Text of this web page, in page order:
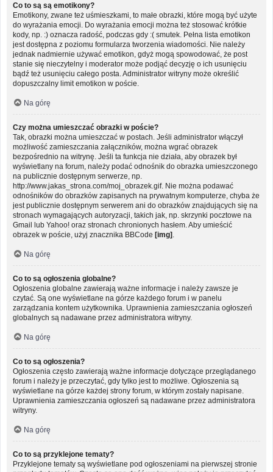
Co to są są emotikony?
Emotikony, zwane też uśmieszkami, to małe obrazki, które mogą być użyte
do wyrażania emocji. Do wyrażania emocji można też stosować krótkie
kody, np. :) oznacza radość, podczas gdy :( smutek. Pełna lista emotikon
jest dostępna z poziomu formularza tworzenia wiadomości. Nie należy
jednak nadmiernie używać emotikon, gdyż mogą spowodować, że post
stanie się nieczytelny i moderator może podjąć decyzję o ich usunięciu
bądź też usunięciu całego posta. Administrator witryny może określić
dopuszczalny limit emotikon w poście.
Na górę
Czy można umieszczać obrazki w poście?
Tak, obrazki można umieszczać w postach. Jeśli administrator włączył
możliwość zamieszczania załączników, można wgrać obrazek
bezpośrednio na witrynę. Jeśli ta funkcja nie działa, aby obrazek był
wyświetlany na forum, należy podać odnośnik do obrazka umieszczonego
na publicznie dostępnym serwerze, np.
http://www.jakas_strona.com/moj_obrazek.gif. Nie można podawać
odnośników do obrazków zapisanych na prywatnym komputerze, chyba że
jest publicznie dostępnym serwerem ani do obrazków znajdujących się na
stronach wymagających autoryzacji, takich jak, np. skrzynki pocztowe na
Gmail lub Yahoo! oraz stronach chronionych hasłem. Aby umieścić
obrazek w poście, użyj znacznika BBCode [img]
Na górę
Co to są ogłoszenia globalne?
Ogłoszenia globalne zawierają ważne informacje i należy zawsze je
czytać. Są one wyświetlane na górze każdego forum i w panelu
zarządzania kontem użytkownika. Uprawnienia zamieszczania ogłoszeń
globalnych są nadawane przez administratora witryny.
Na górę
Co to są ogłoszenia?
Ogłoszenia często zawierają ważne informacje dotyczące przeglądanego
forum i należy je przeczytać, gdy tylko jest to możliwe. Ogłoszenia są
wyświetlane na górze każdej strony forum, w którym zostały napisane.
Uprawnienia zamieszczania ogłoszeń są nadawane przez administratora
witryny.
Na górę
Co to są przyklejone tematy?
Przyklejone tematy są wyświetlane pod ogłoszeniami na pierwszej stronie